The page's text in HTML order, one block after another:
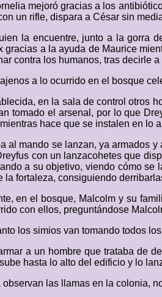
mejoró gracias a los
un rifle, dispara a César sin
la encuentre, junto a la gorra
gracias a la ayuda de Maurice
contra los humanos, tras decirle
a lo ocurrido en el bosque
en la sala de control otros
tomado el arsenal, por lo que
hace que se instalen en lo
al mando se lanzan, ya armados
con un lanzacohetes que
a su objetivo, viendo cómo
la fortaleza, consiguiendo
en el bosque, Malcolm y su
con ellos, preguntándose
los simios van tomando todos
a un hombre que trataba de
hasta lo alto del edificio y lo
observan las llamas en la colonia,